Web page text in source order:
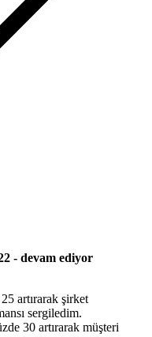
- devam ediyor
artırarak şirket
sergiledim.
30 artırarak müşteri